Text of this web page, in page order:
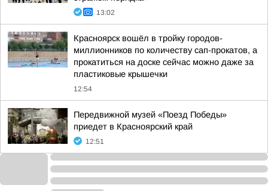
13:02
Красноярск вошёл в тройку городов-
миллионников по количеству сап-прокатов, а
прокатиться на доске сейчас можно даже за
пластиковые крышечки
12:54
Передвижной музей «Поезд Победы»
приедет в Красноярский край
12:51